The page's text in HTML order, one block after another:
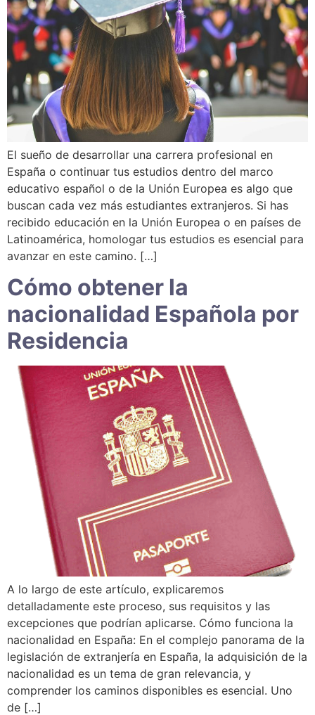
El sueño de desarrollar una carrera profesional en
España o continuar tus estudios dentro del marco
educativo español o de la Unión Europea es algo que
buscan cada vez más estudiantes extranjeros. Si has
recibido educación en la Unión Europea o en países de
Latinoamérica, homologar tus estudios es esencial para
avanzar en este camino. […]
Cómo obtener la
nacionalidad Española por
Residencia
A lo largo de este artículo, explicaremos
detalladamente este proceso, sus requisitos y las
excepciones que podrían aplicarse. Cómo funciona la
nacionalidad en España: En el complejo panorama de la
legislación de extranjería en España, la adquisición de la
nacionalidad es un tema de gran relevancia, y
comprender los caminos disponibles es esencial. Uno
de […]